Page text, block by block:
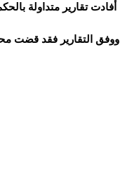
أفادت تقارير متداولة
ووفق التقارير فقد قضت